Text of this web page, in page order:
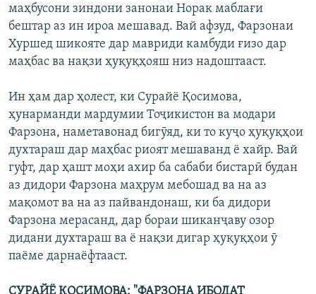
маҳбусони зиндони занонаи Норак маблағи
бештар аз ин ироа мешавад. Вай афзуд, Фарзонаи
Хуршед шикояте дар мавриди камбуди ғизо дар
маҳбас ва нақзи ҳуқуқҳояш низ надоштааст.
Ин ҳам дар ҳолест, ки Сурайё Қосимова,
ҳунарманди мардумии Тоҷикистон ва модари
Фарзона, наметавонад бигӯяд, ки то куҷо ҳуқуқҳои
духтараш дар маҳбас риоят мешаванд ё хайр. Вай
гуфт, дар ҳашт моҳи ахир ба сабаби бистарӣ будан
аз дидори Фарзона маҳрум мебошад ва на аз
мақомот ва на аз пайвандонаш, ки ба дидори
Фарзона мерасанд, дар бораи шиканҷаву озор
дидани духтараш ва ё нақзи дигар ҳуқуқҳои ӯ
паёме дарнаёфтааст.
СУРАЙЁ ҚОСИМОВА: "ФАРЗОНА ИБОДАТ